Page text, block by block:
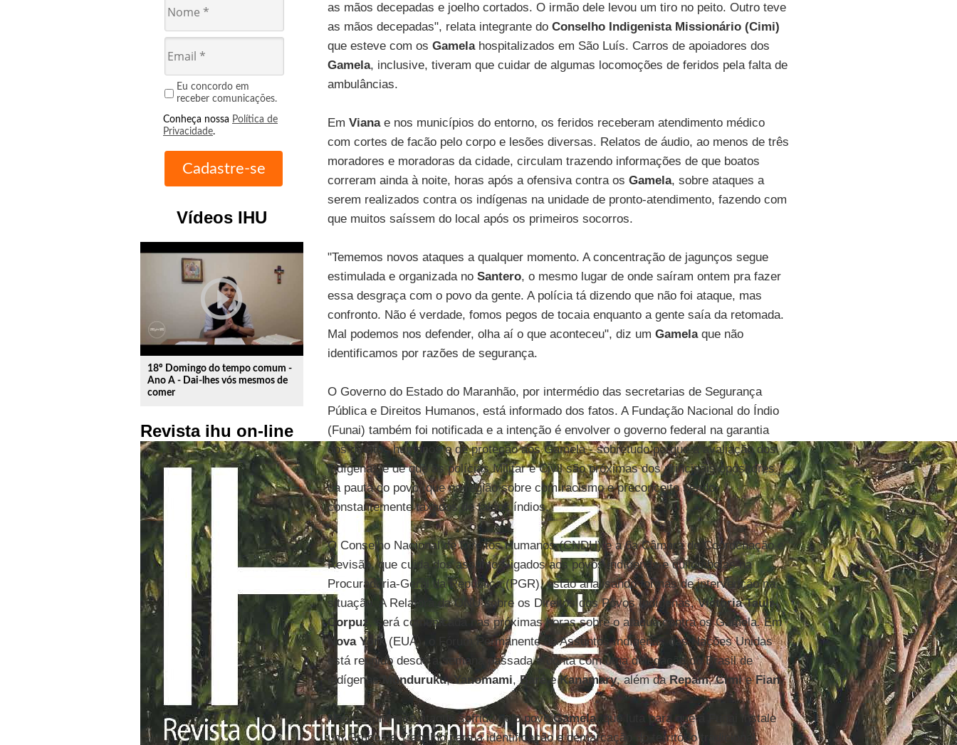
Eu concordo em
receber comunicações.
Conheça nossa Política de
Privacidade.
Vídeos IHU
play_circle_outline
18º Domingo do tempo comum -
Ano A - Dai-lhes vós mesmos de
comer
Revista ihu on-line
as mãos decepadas e joelho cortados. O irmão dele levou um tiro no peito. Outro teve
as mãos decepadas", relata integrante do Conselho Indigenista Missionário (Cimi)
que esteve com os Gamelahospitalizados em São Luís. Carros de apoiadores dos
Gamela, inclusive, tiveram que cuidar de algumas locomoções de feridos pela falta de
ambulâncias.
Em Vianae nos municípios do entorno, os feridos receberam atendimento médico
com cortes de facão pelo corpo e lesões diversas. Relatos de áudio, ao menos de três
moradores e moradoras da cidade, circulam trazendo informações de que boatos
correram ainda à noite, horas após a ofensiva contra os Gamela, sobre ataques a
serem realizados contra os indígenas na unidade de pronto-atendimento, fazendo com
que muitos saíssem do local após os primeiros socorros.
"Tememos novos ataques a qualquer momento. A concentração de jagunços segue
estimulada e organizada no Santero, o mesmo lugar de onde saíram ontem pra fazer
essa desgraça com o povo da gente. A polícia tá dizendo que não foi ataque, mas
confronto. Não é verdade, fomos pegos de tocaia enquanto a gente saía da retomada.
Mal podemos nos defender, olha aí o que aconteceu", diz um Gamelaque não
identificamos por razões de segurança.
O Governo do Estado do Maranhão, por intermédio das secretarias de Segurança
Pública e Direitos Humanos, está informado dos fatos. A Fundação Nacional do Índio
(Funai) também foi notificada e a intenção é envolver o governo federal na garantia
dos direitos humanos e de proteção aos Gamela - sobretudo porque a avaliação dos
indígenas é de que as polícias Militar e Civil são próximas dos principais opositores
da pauta do povo, que na região sobre com racismo e preconceito sendo
constantemente taxados de falsos índios.
O Conselho Nacional de Direitos Humanos (CNDH) e a 6a Câmara de Coordenação e
Revisão, que cuida dos assuntos ligados aos povos indígenas e quilombolas na
Procuradoria-Geral da República (PGR), estão analisando formas de intervenção na
situação. A Relatora da ONU sobre os Direitos dos Povos Indígenas,Victoria Tauli-
Corpuz , será comunicada nas próximas horas sobre o ataque contra os Gamela. Em
Nova York(EUA), o Fórum Permanente de Assuntos Indígenas das Nações Unidas
está reunido desde a semana passada e conta com uma delegação do Brasil de
indígenasMunduruku,Yanomami,Baré eKanamary, além daRepam,CimieFian.
Não é o primeiro ataque sofrido pelo povoGamela, que luta para que a Funai instale
um Grupo de Trabalho para a identificação e demarcação do território tradicional.